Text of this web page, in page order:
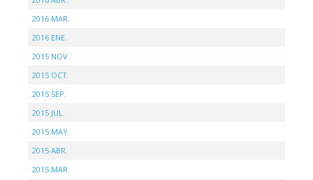
2016 MAR.
2016 ENE.
2015 NOV.
2015 OCT.
2015 SEP.
2015 JUL.
2015 MAY.
2015 ABR.
2015 MAR.